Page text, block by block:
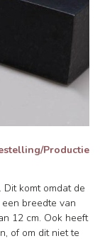
Productie
komt omdat de
breedte van
12 cm. Ook heeft
of om dit niet te